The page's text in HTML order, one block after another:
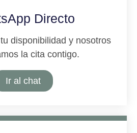
Directo
disponibilidad y nosotros
la cita contigo.
Ir al chat